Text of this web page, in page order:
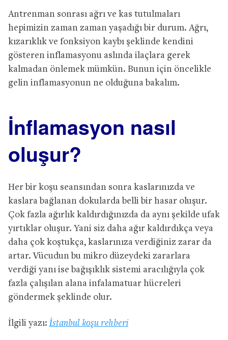
Antrenman sonrası ağrı ve kas tutulmaları
hepimizin zaman zaman yaşadığı bir durum. Ağrı,
kızarıklık ve fonksiyon kaybı şeklinde kendini
gösteren inflamasyonu aslında ilaçlara gerek
kalmadan önlemek mümkün. Bunun için öncelikle
gelin inflamasyonun ne olduğuna bakalım.
İnflamasyon nasıl
oluşur?
Her bir koşu seansından sonra kaslarınızda ve
kaslara bağlanan dokularda belli bir hasar oluşur.
Çok fazla ağırlık kaldırdığınızda da aynı şekilde ufak
yırtıklar oluşur. Yani siz daha ağır kaldırdıkça veya
daha çok koştukça, kaslarınıza verdiğiniz zarar da
artar. Vücudun bu mikro düzeydeki zararlara
verdiği yanı ise bağışıklık sistemi aracılığıyla çok
fazla çalışılan alana infalamatuar hücreleri
göndermek şeklinde olur.
İlgili yazı: İstanbul koşu rehberi